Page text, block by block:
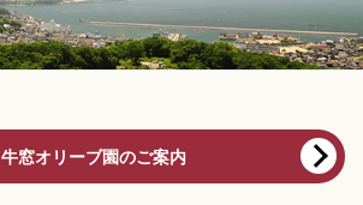
牛窓オリーブ園のご案内